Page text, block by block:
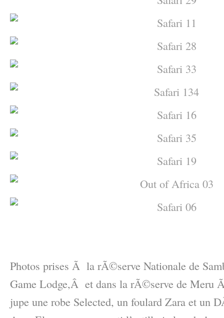
Photos prises Ã la rÃ©serve Nationale de
Game Lodge,Â et dans la rÃ©serve de Meru
jupe une robe Selected, un foulard Zara et un